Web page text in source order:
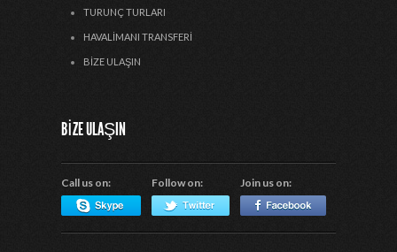
TURUNÇ TURLARI
HAVALIMANI TRANSFERI
BIZE ULAŞIN
BIZE ULAŞIN
Call us on: Follow on: Join us on: